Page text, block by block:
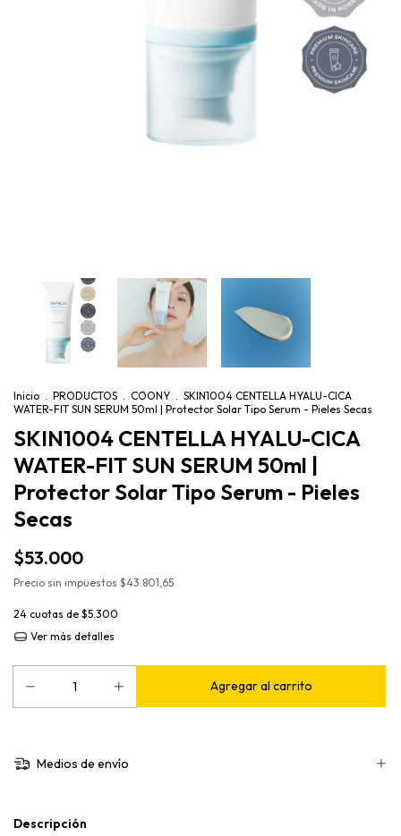
Inicio . PRODUCTOS . COONY . SKIN1004 CENTELLA HYALU-CICA
WATER-FIT SUN SERUM 50ml | Protector Solar Tipo Serum - Pieles Secas
SKIN1004 CENTELLA HYALU-CICA
WATER-FIT SUN SERUM 50ml |
Protector Solar Tipo Serum - Pieles
Secas
$53.000
Precio sin impuestos $43.801,65
24 cuotas de $5.300
Ver más detalles
Medios de envío
Descripción